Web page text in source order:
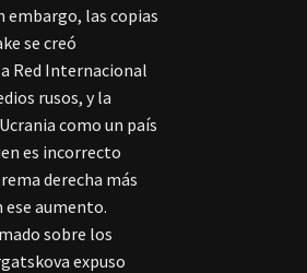
embargo, las copias
se creó
Red Internacional
rusos, y la
como un país
es incorrecto
derecha más
ese aumento.
sobre los
expuso